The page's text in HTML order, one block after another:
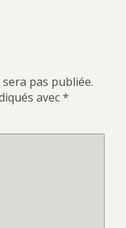
pas publiée.
avec*